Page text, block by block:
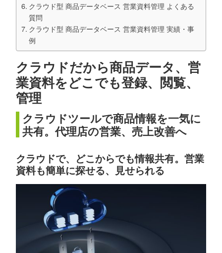
クラウド型 商品データベース 営業資料管理 よくある
質問
クラウド型 商品データベース 営業資料管理 実績・事
例
クラウドだから商品データ、営
業資料をどこでも登録、閲覧、
管理
クラウドツールで商品情報を一気に
共有。代理店の営業、売上改善へ
クラウドで、どこからでも情報共有。営業
資料も簡単に探せる、見せられる